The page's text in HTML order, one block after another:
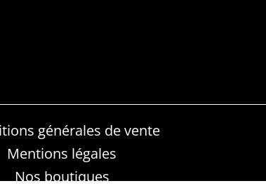
générales de vente
Mentions légales
Nos boutiques